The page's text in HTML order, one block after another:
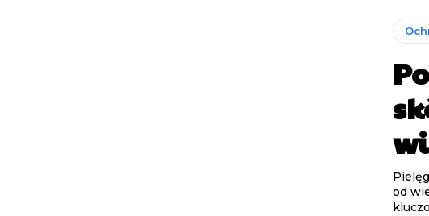
Możliwość dodania wizytówki swojego salonu
Specjalne oferty, promocje i konkursy dla subskrybentów
Możliwość dodania wizytówki swojego salonu
Specjalne oferty, promocje i konkursy dla subskrybentów
od